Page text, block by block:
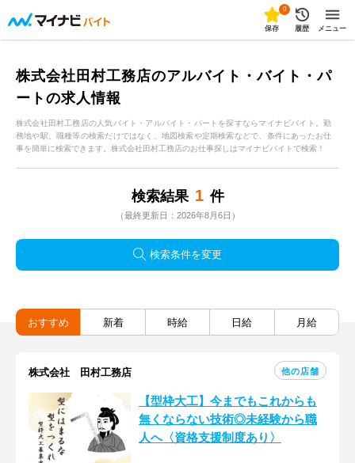
0
保存 履歴 メニュー
株式会社田村工務店のアルバイト・バイト・パ
ートの求人情報
株式会社田村工務店の人気バイト・アルバイト・パートを探すならマイナビバイト。勤
務地や駅、職種等の検索だけではなく、地図検索や定期検索などで、条件にあったお仕
事を簡単に検索できます。株式会社田村工務店のお仕事探しはマイナビバイトで検索！
検索結果 1 件
（最終更新日：2026年8月6日）
検索条件を変更
おすすめ 新着 時給 日給 月給
株式会社 田村工務店 他の店舗
【型枠大工】今までもこれからも
無くならない技術◎未経験から職
人へ〈資格支援制度あり〉